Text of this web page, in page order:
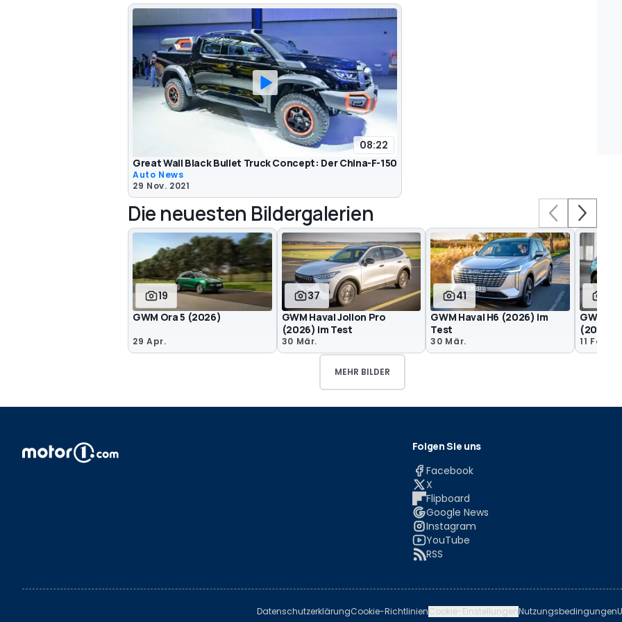
08:22
Great Wall Black Bullet Truck Concept: Der China-F-150
Auto News
29 Nov. 2021
Die neuesten Bildergalerien
19
GWM Ora 5 (2026)
29 Apr.
37
GWM Haval Jolion Pro
(2026) im Test
30 Mär.
41
GWM Haval H6 (2026) im
Test
30 Mär.
GWM
(2026)
11 Feb.
MEHR BILDER
Folgen Sie uns
Facebook
X
Flipboard
Google News
Instagram
YouTube
RSS
DatenschutzerklärungCookie-RichtlinienCookie-EinstellungenNutzungsbedingungen